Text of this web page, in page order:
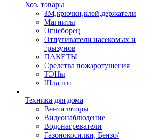
Хоз. товары
ЗМ,крючки,клей,держатели
Магниты
Огнеборец
Отпугиватели насекомых и
грызунов
ПАКЕТЫ
Средства пожаротушения
ТЭНы
Шланги
Техника для дома
Вентиляторы
Видеонаблюдение
Водонагреватели
Газонокосилки, Бензо/